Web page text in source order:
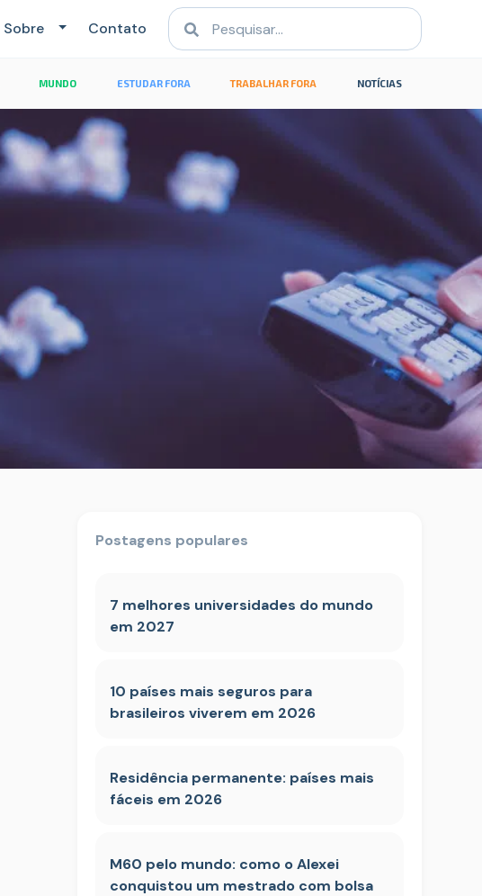
Sobre Contato
MUNDO ESTUDAR FORA TRABALHAR FORA NOTÍCIAS
Postagens populares
7 melhores universidades do mundo
em 2027
10 países mais seguros para
brasileiros viverem em 2026
Residência permanente: países mais
fáceis em 2026
M60 pelo mundo: como o Alexei
conquistou um mestrado com bolsa